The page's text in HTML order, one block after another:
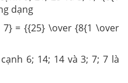
dạng
= {{25} \over {8{1 \over
6; 14; 14 và 3; 7; 7 là